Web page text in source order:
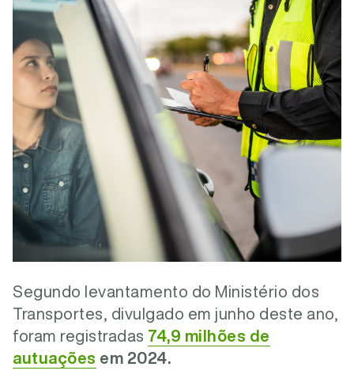
Segundo levantamento do Ministério dos
Transportes, divulgado em junho deste ano,
foram registradas 74,9 milhões de
autuações em 2024.